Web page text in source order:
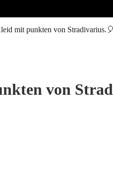
mit punkten von Stradivarius.🎈
von